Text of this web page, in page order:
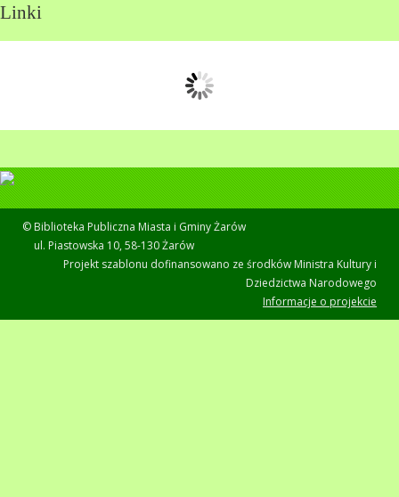
Linki
© Biblioteka Publiczna Miasta i Gminy Żarów
ul. Piastowska 10, 58-130 Żarów
Projekt szablonu dofinansowano ze środków Ministra Kultury i
Dziedzictwa Narodowego
Informacje o projekcie